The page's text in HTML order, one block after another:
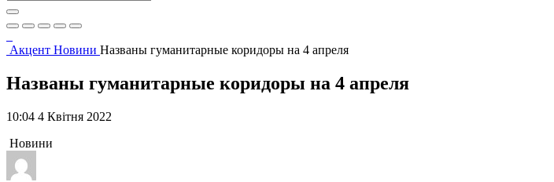
Акцент Новини Названы гуманитарные коридоры на 4 апреля
Названы гуманитарные коридоры на 4 апреля
10:04 4 Квітня 2022
Новини